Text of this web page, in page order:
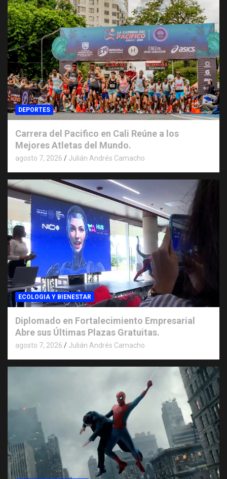
DEPORTES
Carrera del Pacifico en Cali Reúne a los
Mejores Atletas del Mundo.
agosto 7, 2026 Julián Andrés Camacho
ECOLOGIA Y BIENESTAR
Diplomado en Fortalecimiento Empresarial
Abre sus Últimas Plazas Gratuitas.
agosto 7, 2026 Julián Andrés Camacho